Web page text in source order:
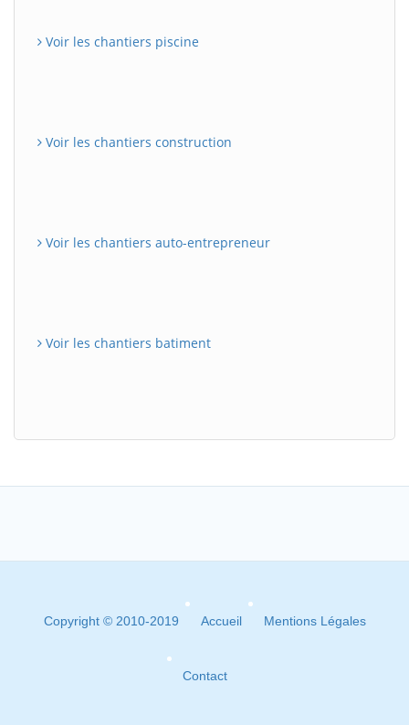
Voir les chantiers piscine
Voir les chantiers construction
Voir les chantiers auto-entrepreneur
Voir les chantiers batiment
Copyright © 2010-2019 Accueil Mentions Légales
Contact